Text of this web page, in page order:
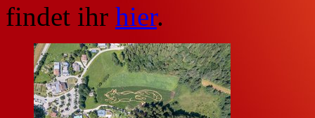
findet ihr hier.